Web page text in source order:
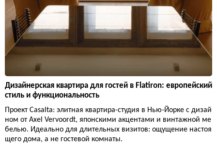
Дизайнерская квартира для гостей в Flatiron: европейский
стиль и функциональность
Проект Casalta: элитная квартира-студия в Нью-Йорке с дизай
ном от Axel Vervoordt, японскими акцентами и винтажной ме
белью. Идеально для длительных визитов: ощущение настоя
щего дома, а не гостевой комнаты.